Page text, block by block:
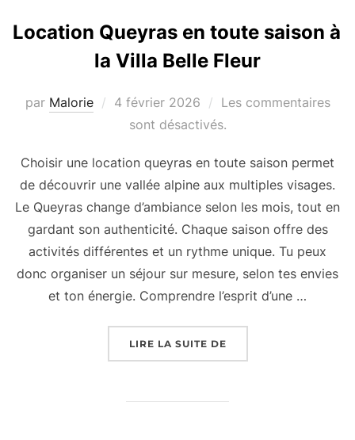
Location Queyras en toute saison à
la Villa Belle Fleur
par Malorie
Publié
4 février 2026
Les commentaires
sont désactivés.
Choisir une location queyras en toute saison permet
de découvrir une vallée alpine aux multiples visages.
Le Queyras change d’ambiance selon les mois, tout en
gardant son authenticité. Chaque saison offre des
activités différentes et un rythme unique. Tu peux
donc organiser un séjour sur mesure, selon tes envies
et ton énergie. Comprendre l’esprit d’une …
LIRE LA SUITE DE